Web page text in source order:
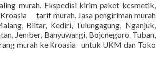
murah. Ekspedisi kirim paket kosmetik,
tarif murah. Jasa pengiriman murah
Blitar, Kediri, Tulungagung, Nganjuk,
Jember, Banyuwangi, Bojonegoro, Tuban,
murah ke Kroasia untuk UKM dan Toko